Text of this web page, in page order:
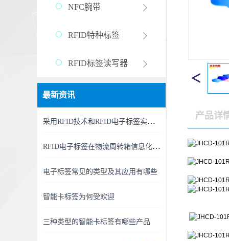
NFC腕带
RFID特种标签
RFID标签读写器
最新资讯
采用RFID技术和RFID电子标签实现精准、高效的RFID资产管理新时代
RFID电子标签在物流周转箱信息化中的利用
电子标签常见的类型及其应用有哪些
智能卡标签为何受欢迎
三种类型的智能卡标签有哪些产品
产品详